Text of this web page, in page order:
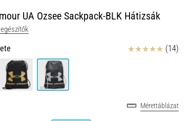
UA Ozsee Sackpack-BLK Hátizsák
Értékelés (14)
Mérettáblázat